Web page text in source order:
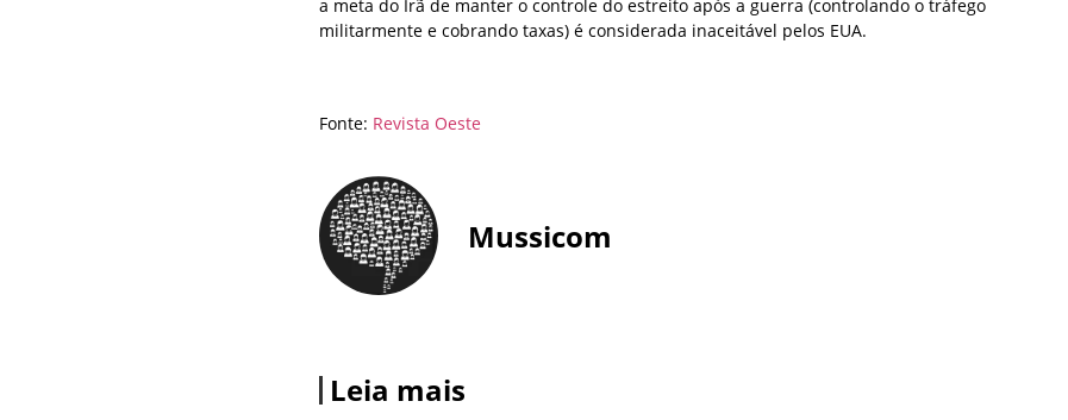
a meta do Irã de manter o controle do estreito após a guerra (controlando o tráfego
militarmente e cobrando taxas) é considerada inaceitável pelos EUA.
Fonte: Revista Oeste
Mussicom
Leia mais